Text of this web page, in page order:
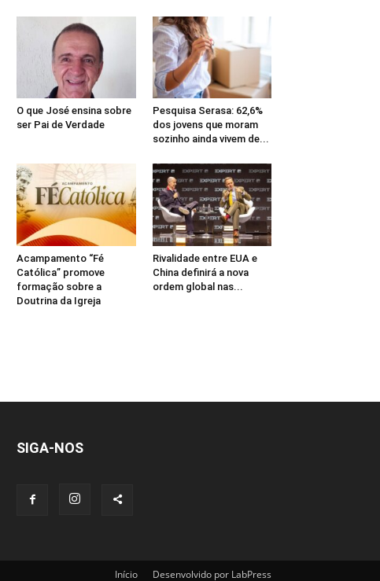
O que José ensina sobre
ser Pai de Verdade
Pesquisa Serasa: 62,6%
dos jovens que moram
sozinho ainda vivem de...
Acampamento “Fé
Católica” promove
formação sobre a
Doutrina da Igreja
Rivalidade entre EUA e
China definirá a nova
ordem global nas...
SIGA-NOS
Início Desenvolvido por LabPress